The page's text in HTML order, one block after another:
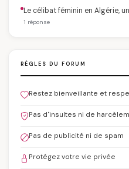
Le célibat féminin en Algérie,
1 réponse
RÈGLES DU FORUM
Restez bienveillante et
Pas d'insultes ni de
Pas de publicité ni de spam
Protégez votre vie privée